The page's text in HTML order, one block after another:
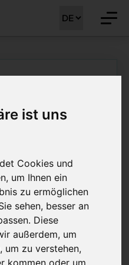
ist uns
Cookies und
um Ihnen ein
zu ermöglichen
sehen, besser an
Diese
außerdem, um
um zu verstehen,
kommen oder um
Facharzt
- 100%